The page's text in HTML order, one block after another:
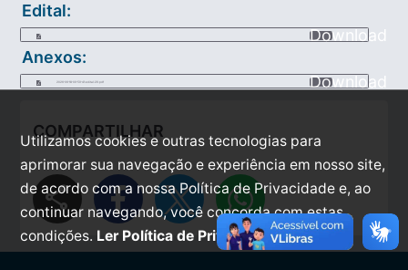
Edital:
Download
Anexos:
2026-06-18-09-59-41-edital-29.pdf Download
COMPARTILHAR
share
Utilizamos cookies e outras tecnologias para
aprimorar sua navegação e experiência em nosso site,
de acordo com a nossa Política de Privacidade e, ao
continuar navegando, você concorda com estas
condições. Ler Política de Privacidade.